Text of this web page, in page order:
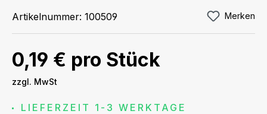
Artikelnummer: 100509 Merken
0,19 € pro Stück
zzgl. MwSt
LIEFERZEIT 1-3 WERKTAGE